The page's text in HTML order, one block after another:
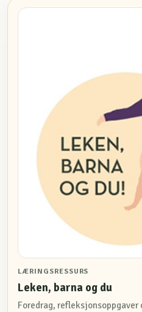
LÆRINGSRESSURS
Leken, barna og du
Foredrag,